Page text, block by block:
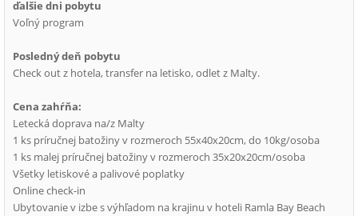
ďalšie dni pobytu
Voľný program
Posledný deň pobytu
Check out z hotela, transfer na letisko, odlet z Malty.
Cena zahŕňa:
Letecká doprava na/z Malty
1 ks príručnej batožiny v rozmeroch 55x40x20cm, do 10kg/osoba
1 ks malej príručnej batožiny v rozmeroch 35x20x20cm/osoba
Všetky letiskové a palivové poplatky
Online check-in
Ubytovanie v izbe s výhľadom na krajinu v hoteli Ramla Bay Beach